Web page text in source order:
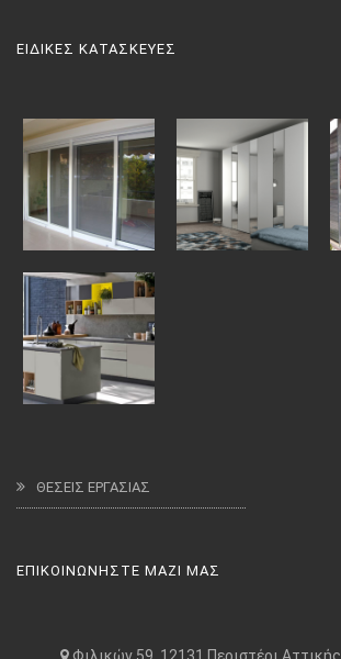
ΕΙΔΙΚΕΣ ΚΑΤΑΣΚΕΥΕΣ
ΘΕΣΕΙΣ ΕΡΓΑΣΙΑΣ
ΕΠΙΚΟΙΝΩΝΗΣΤΕ ΜΑΖΙ ΜΑΣ
Φιλικών 59, 12131 Περιστέρι Αττικής